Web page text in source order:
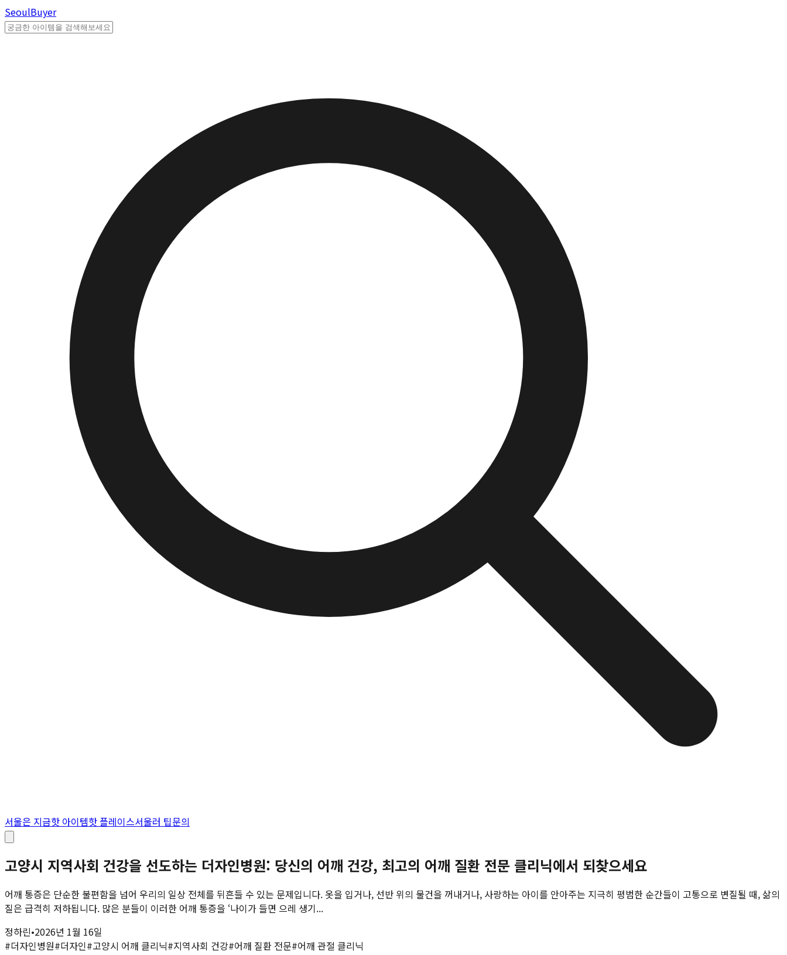
SeoulBuyer
서울은 지금핫 아이템핫 플레이스서울러 팁문의
고양시 지역사회 건강을 선도하는 더자인병원: 당신의 어깨 건강, 최고의 어깨 질환 전문 클리닉에서 되찾으세요
어깨 통증은 단순한 불편함을 넘어 우리의 일상 전체를 뒤흔들 수 있는 문제입니다. 옷을 입거나, 선반 위의 물건을 꺼내거나, 사랑하는 아이를 안아주는 지극히 평범한 순간들이 고통으로 변질될 때, 삶의
질은 급격히 저하됩니다. 많은 분들이 이러한 어깨 통증을 ‘나이가 들면 으레 생기...
정하린•2026년 1월 16일
#더자인병원#더자인#고양시 어깨 클리닉#지역사회 건강#어깨 질환 전문#어깨 관절 클리닉